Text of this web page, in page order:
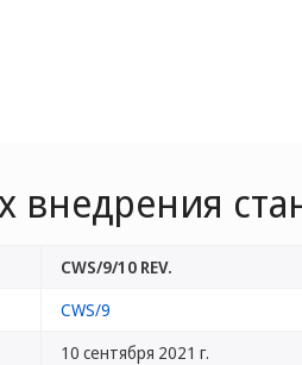
внедрения
CWS/9/10 REV.
CWS/9
10 сентября 2021 г.